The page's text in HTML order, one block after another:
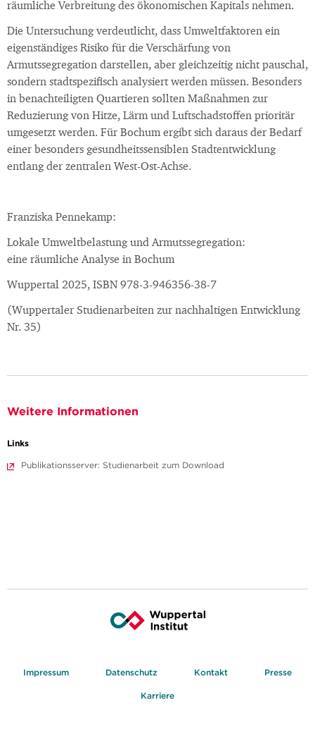
räumliche Verbreitung des ökonomischen Kapitals nehmen.
Die Untersuchung verdeutlicht, dass Umweltfaktoren ein
eigenständiges Risiko für die Verschärfung von
Armutssegregation darstellen, aber gleichzeitig nicht pauschal,
sondern stadtspezifisch analysiert werden müssen. Besonders
in benachteiligten Quartieren sollten Maßnahmen zur
Reduzierung von Hitze, Lärm und Luftschadstoffen prioritär
umgesetzt werden. Für Bochum ergibt sich daraus der Bedarf
einer besonders gesundheitssensiblen Stadtentwicklung
entlang der zentralen West-Ost-Achse.
Franziska Pennekamp:
Lokale Umweltbelastung und Armutssegregation:
eine räumliche Analyse in Bochum
Wuppertal 2025, ISBN 978-3-946356-38-7
(Wuppertaler Studienarbeiten zur nachhaltigen Entwicklung
Nr. 35)
Weitere Informationen
Links
Publikationsserver: Studienarbeit zum Download
Impressum Datenschutz Kontakt Presse
Karriere